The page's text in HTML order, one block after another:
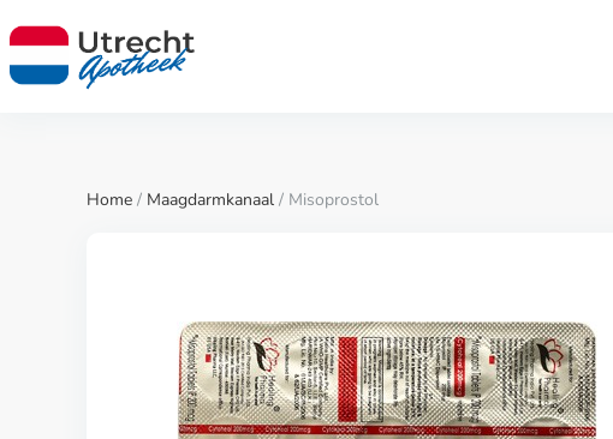
Home / Maagdarmkanaal / Misoprostol